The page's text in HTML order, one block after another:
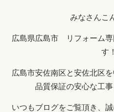
みなさんこ
広島県広島市 リフォーム
す！
広島市安佐南区と安佐北区
品質保証の安心な工
いつもブログをご覧頂き、